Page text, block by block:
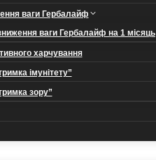
ваги Гербалайф
ваги Гербалайф на 1 місяць
харчування
імунітету”
зору”